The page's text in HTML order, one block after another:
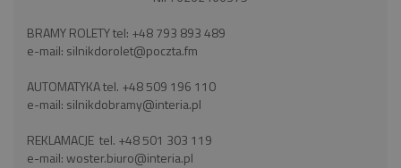
BRAMY ROLETY tel: +48 793 893 489
e-mail: silnikdorolet@poczta.fm
AUTOMATYKA tel. +48 509 196 110
e-mail: silnikdobramy@interia.pl
REKLAMACJE tel. +48 501 303 119
e-mail:woster.biuro@interia.pl